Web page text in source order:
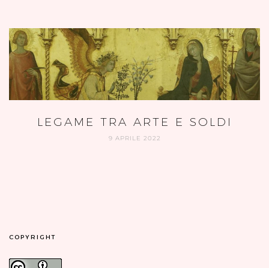
LEGAME TRA ARTE E SOLDI
9 APRILE 2022
COPYRIGHT